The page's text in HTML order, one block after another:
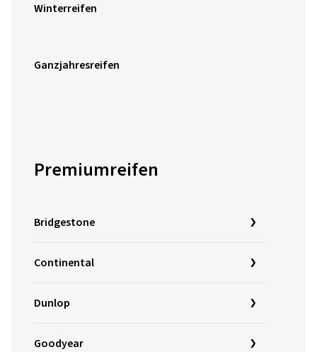
Winterreifen
Ganzjahresreifen
Premiumreifen
Bridgestone
Continental
Dunlop
Goodyear